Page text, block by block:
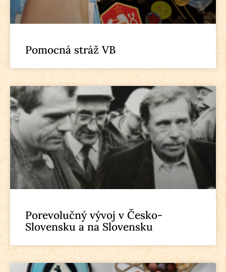
Pomocná stráž VB
Porevolučný vývoj v Česko-
Slovensku a na Slovensku